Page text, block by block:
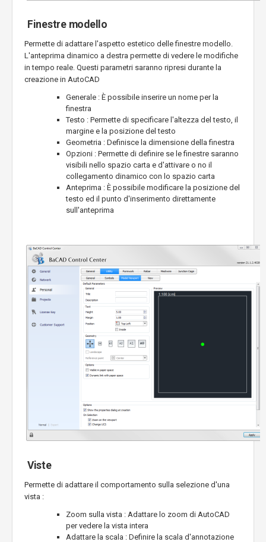
Finestre modello
Permette di adattare l'aspetto estetico delle finestre modello.
L'anteprima dinamico a destra permette di vedere le modifiche
in tempo reale. Questi parametri saranno ripresi durante la
creazione in AutoCAD
Generale : È possibile inserire un nome per la
finestra
Testo : Permette di specificare l'altezza del testo, il
margine e la posizione del testo
Geometria : Definisce la dimensione della finestra
Opzioni : Permette di definire se le finestre saranno
visibili nello spazio carta e d'attivare o no il
collegamento dinamico con lo spazio carta
Anteprima : È possibile modificare la posizione del
testo ed il punto d'inserimento direttamente
sull'anteprima
Viste
Permette di adattare il comportamento sulla selezione d'una
vista :
Zoom sulla vista : Adattare lo zoom di AutoCAD
per vedere la vista intera
Adattare la scala : Definire la scala d'annotazione